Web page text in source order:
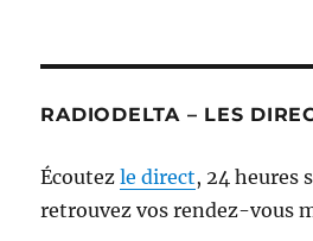
RADIODELTA – LES
Écoutezle direct, 24 heures
retrouvez vos rendez-vous